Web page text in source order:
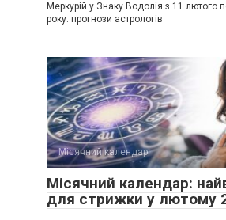
Меркурій у Знаку Водолія з 11 лютого
року: прогнози астрологів
Місячний календар
Місячний календар:
для стрижки у лютому